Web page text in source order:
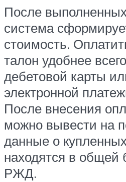
После
система
стоимость.
талон удобнее
дебетовой карты
электронной
После внесения
можно вывести на
данные о
находятся в общей
РЖД.